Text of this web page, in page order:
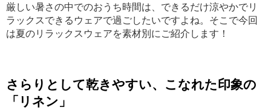
厳しい暑さの中でのおうち時間は、できるだけ涼やかでリ
ラックスできるウェアで過ごしたいですよね。 そこで今回
は夏のリラックスウェアを素材別にご紹介します！
さらりとして乾きやすい、こなれた印象の
「リネン」